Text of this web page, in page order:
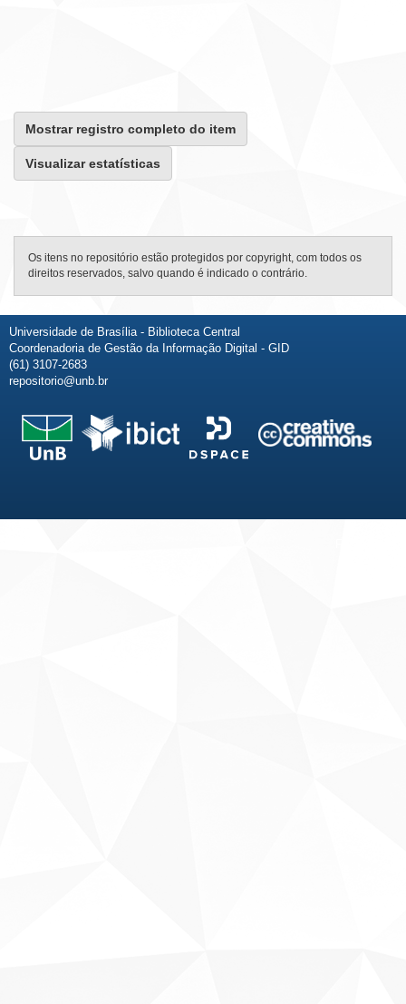
Mostrar registro completo do item
Visualizar estatísticas
Os itens no repositório estão protegidos por copyright, com todos os
direitos reservados, salvo quando é indicado o contrário.
Universidade de Brasília - Biblioteca Central
Coordenadoria de Gestão da Informação Digital - GID
(61) 3107-2683
repositorio@unb.br